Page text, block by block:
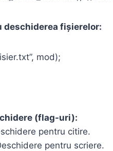
deschiderea fișierelor:
mod);
(flag-uri):
pentru citire.
pentru scriere.